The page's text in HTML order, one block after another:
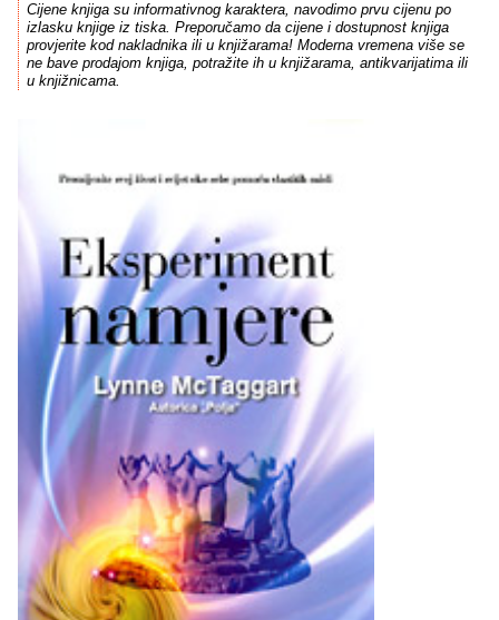
Cijene knjiga su informativnog karaktera, navodimo prvu cijenu po
izlasku knjige iz tiska. Preporučamo da cijene i dostupnost knjiga
provjerite kod nakladnika ili u knjižarama! Moderna vremena više se
ne bave prodajom knjiga, potražite ih u knjižarama, antikvarijatima ili
u knjižnicama.